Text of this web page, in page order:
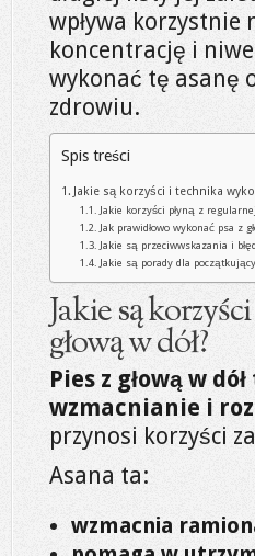
wpływa korzystnie
koncentrację i
wykonać tę asanę
zdrowiu.
Spis treści
Jakie są korzyści i technika
Jakie korzyści płyną z
Jak prawidłowo wykonać psa z
Jakie są przeciwwskazania i
Jakie są porady dla
Jakie są
głową w dół?
Pies z głową w
wzmacnianie i
przynosi korzyści
Asana ta:
wzmacnia